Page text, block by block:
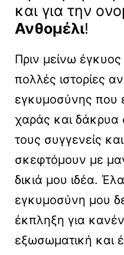
και για την
Ανθομέλι!
Πριν μείνω έγκυος
πολλές ιστορίες
εγκυμοσύνης που
χαράς και δάκρυα
τους συγγενείς
σκεφτόμουν με
δικιά μου ιδέα.
εγκυμοσύνη μου
έκπληξη για
εξωσωματική και